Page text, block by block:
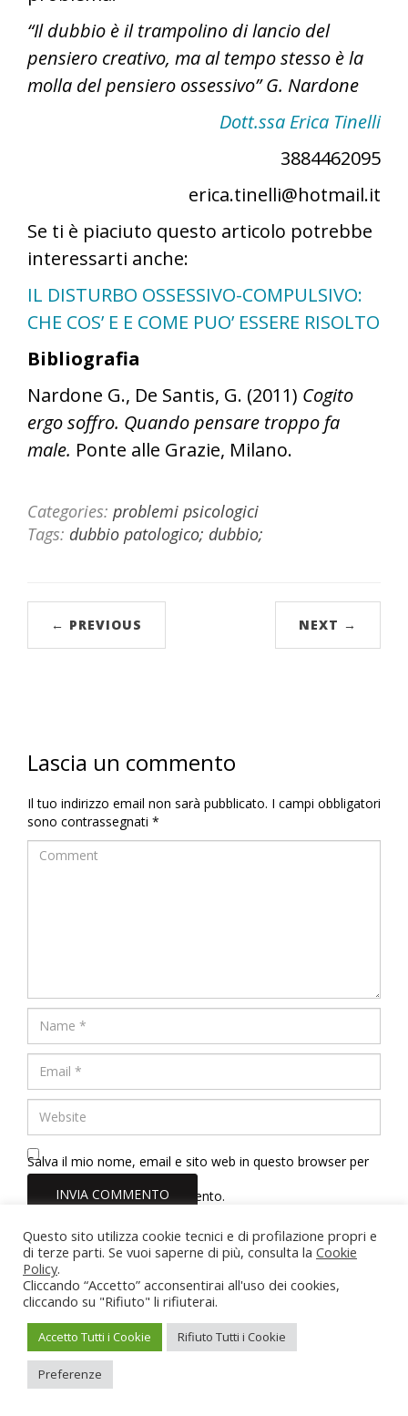
“Il dubbio è il trampolino di lancio del
pensiero creativo, ma al tempo stesso è la
molla del pensiero ossessivo” G. Nardone
Dott.ssa Erica Tinelli
3884462095
erica.tinelli@hotmail.it
Se ti è piaciuto questo articolo potrebbe
interessarti anche:
IL DISTURBO OSSESSIVO-COMPULSIVO:
CHE COS’ E E COME PUO’ ESSERE RISOLTO
Bibliografia
Nardone G., De Santis, G. (2011) Cogito
ergo soffro. Quando pensare troppo fa
male. Ponte alle Grazie, Milano.
Categories: problemi psicologici
Tags: dubbio patologico; dubbio;
← PREVIOUS NEXT →
Lascia un commento
Il tuo indirizzo email non sarà pubblicato. I campi obbligatori
sono contrassegnati *
Salva il mio nome, email e sito web in questo browser per
la prossima volta che commento.
Dott.ssa Erica Tinelli Psicologa
Partita IVA: 02211710567
Iscrizione Albo Psicologi del Lazio n. 22166
erica.tinelli@hotmail.it-3884462095
Questo sito utilizza cookie tecnici e di profilazione propri e
di terze parti. Se vuoi saperne di più, consulta la Cookie
Policy.
Cliccando “Accetto” acconsentirai all'uso dei cookies,
cliccando su "Rifiuto" li rifiuterai.
Accetto Tutti i Cookie Rifiuto Tutti i Cookie
Preferenze